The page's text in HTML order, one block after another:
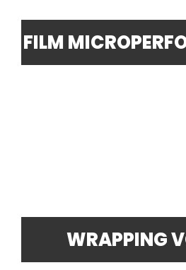
FILM
WRAPPING